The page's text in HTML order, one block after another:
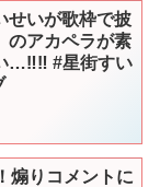
せいが歌枠で披
のアカペラが素
…‼︎‼︎ #星街すい
煽りコメントに